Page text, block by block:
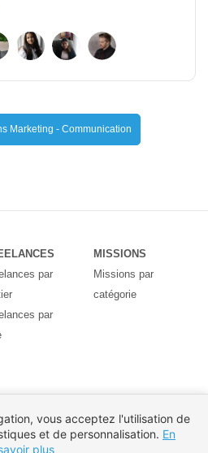
Marketing - Communication
par
par
MISSIONS
Missions par
catégorie
vous acceptez l'utilisation de
et de personnalisation. En
plus